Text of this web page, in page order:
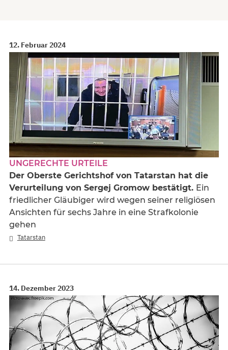
12. Februar 2024
UNGERECHTE URTEILE
Der Oberste Gerichtshof von Tatarstan hat die
Verurteilung von Sergej Gromow bestätigt. Ein
friedlicher Gläubiger wird wegen seiner religiösen
Ansichten für sechs Jahre in eine Strafkolonie
gehen
Tatarstan
14. Dezember 2023